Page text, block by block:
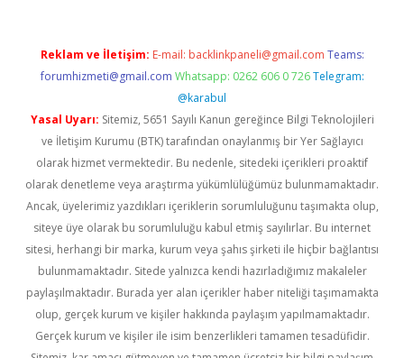
Reklam ve İletişim: E-mail: backlinkpaneli@gmail.com Teams:
forumhizmeti@gmail.com Whatsapp: 0262 606 0 726 Telegram:
@karabul
Yasal Uyarı: Sitemiz, 5651 Sayılı Kanun gereğince Bilgi Teknolojileri
ve İletişim Kurumu (BTK) tarafından onaylanmış bir Yer Sağlayıcı
olarak hizmet vermektedir. Bu nedenle, sitedeki içerikleri proaktif
olarak denetleme veya araştırma yükümlülüğümüz bulunmamaktadır.
Ancak, üyelerimiz yazdıkları içeriklerin sorumluluğunu taşımakta olup,
siteye üye olarak bu sorumluluğu kabul etmiş sayılırlar. Bu internet
sitesi, herhangi bir marka, kurum veya şahıs şirketi ile hiçbir bağlantısı
bulunmamaktadır. Sitede yalnızca kendi hazırladığımız makaleler
paylaşılmaktadır. Burada yer alan içerikler haber niteliği taşımamakta
olup, gerçek kurum ve kişiler hakkında paylaşım yapılmamaktadır.
Gerçek kurum ve kişiler ile isim benzerlikleri tamamen tesadüfidir.